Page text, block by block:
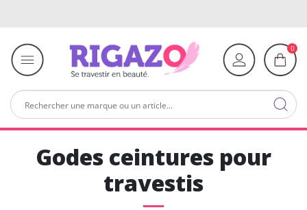
0
Godes ceintures pour
travestis